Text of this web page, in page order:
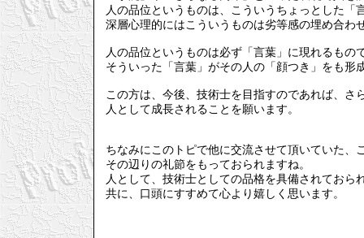
人の品位というものは、こういうちょっとした「
深層心理的にはこういうものは劣等感の埋め合わ
人の品位というものは必ず「言葉」に現れるもの
そういった「言葉」がその人の「顔つき」をも形
この方は、今後、技術士を目指すのであれば、
人として成長されることを願います。
ちなみにこのトピで他に交流させて頂いていた、
その辺りの礼節をもっておられますね。
人として、技術士としての品格を具備されておら
共に、口頭にすすめて心より嬉しく思います。